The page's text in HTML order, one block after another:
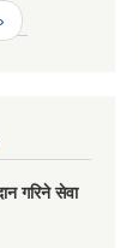
गरिने सेवा